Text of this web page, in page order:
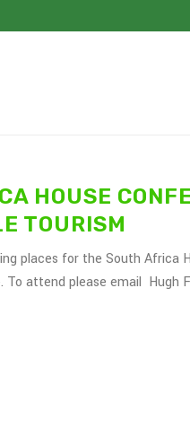
HOUSE
TOURISM
places for the South Africa
To attend please email Hugh